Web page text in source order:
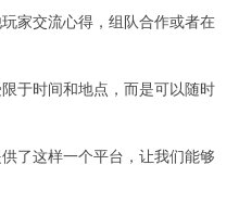
交流心得，组队合作或者在
时间和地点，而是可以随时
这样一个平台，让我们能够